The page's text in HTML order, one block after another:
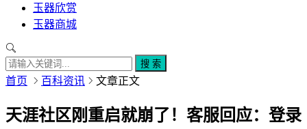
玉器欣赏
玉器商城
搜 索
首页 百科资讯 文章正文
天涯社区刚重启就崩了！客服回应：登录